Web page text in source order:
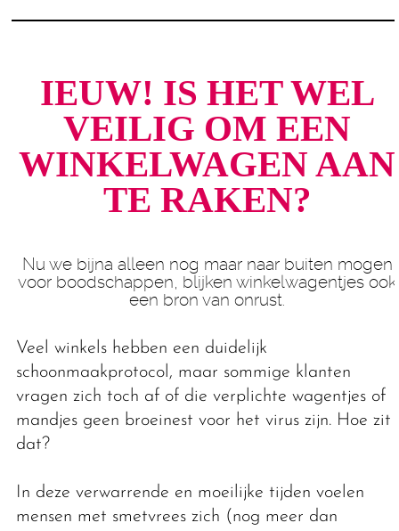
IEUW! IS HET WEL
VEILIG OM EEN
WINKELWAGEN AAN
TE RAKEN?
Nu we bijna alleen nog maar naar buiten mogen
voor boodschappen, blijken winkelwagentjes ook
een bron van onrust.
Veel winkels hebben een duidelijk
schoonmaakprotocol, maar sommige klanten
vragen zich toch af of die verplichte wagentjes of
mandjes geen broeinest voor het virus zijn. Hoe zit
dat?
In deze verwarrende en moeilijke tijden voelen
mensen met smetvrees zich (nog meer dan